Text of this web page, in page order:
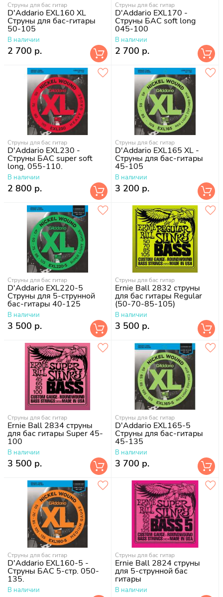
Струны для бас гитар
D'Addario EXL160 XL
Струны для бас-гитары
50-105
В наличии
2 700 р.
Струны для бас гитар
D'Addario EXL170 -
Струны БАС soft long
045-100
В наличии
2 700 р.
Струны для бас гитар
D'Addario EXL230 -
Струны БАС super soft
long, 055-110.
В наличии
2 800 р.
Струны для бас гитар
D'Addario EXL165 XL -
Струны для бас-гитары
45-105
В наличии
3 200 р.
Струны для бас гитар
D'Addario EXL220-5
Струны для 5-струнной
бас-гитары 40-125
В наличии
3 500 р.
Струны для бас гитар
Ernie Ball 2832 струны
для бас гитары Regular
(50-70-85-105)
В наличии
3 500 р.
Струны для бас гитар
Ernie Ball 2834 струны
для бас гитары Super 45-
100
В наличии
3 500 р.
Струны для бас гитар
D'Addario EXL165-5
Струны для бас-гитары
45-135
В наличии
3 700 р.
Струны для бас гитар
D'Addario EXL160-5 -
Струны БАС 5-стр. 050-
135.
В наличии
Струны для бас гитар
Ernie Ball 2824 струны
для 5-струнной бас
гитары
В наличии